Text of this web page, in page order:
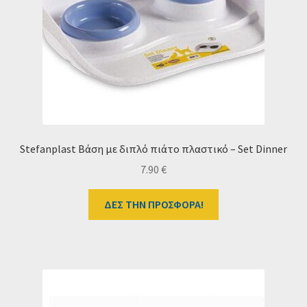
Stefanplast Βάση με διπλό πιάτο πλαστικό – Set Dinner
7.90 €
ΔΕΣ ΤΗΝ ΠΡΟΣΦΟΡΑ!